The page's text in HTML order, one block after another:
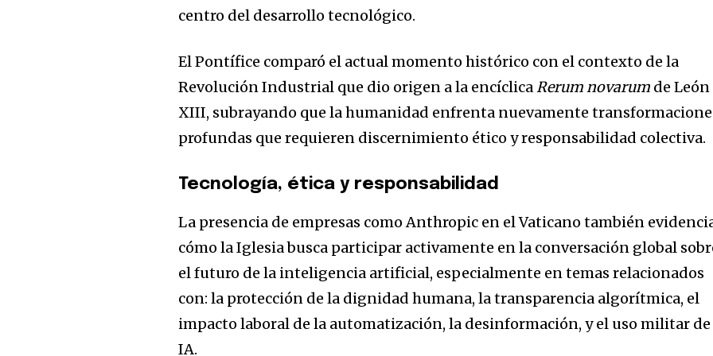
centro del desarrollo tecnológico.
El Pontífice comparó el actual momento histórico con el contexto de la
Revolución Industrial que dio origen a la encíclicaRerum novarum de León
XIII, subrayando que la humanidad enfrenta nuevamente
profundas que requieren discernimiento ético y responsabilidad colectiva.
Tecnología, ética y responsabilidad
La presencia de empresas como Anthropic en el Vaticano también
cómo la Iglesia busca participar activamente en la conversación global
el futuro de la inteligencia artificial, especialmente en temas relacionados
con: la protección de la dignidad humana, la transparencia algorítmica, el
impacto laboral de la automatización, la desinformación, y el uso militar de
IA.